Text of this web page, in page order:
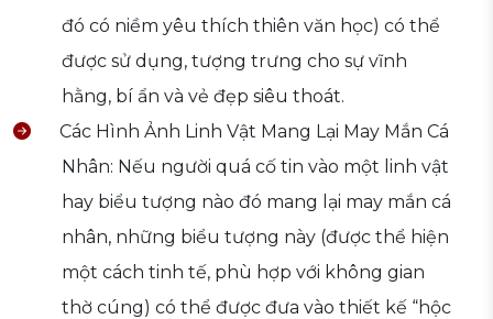
đó có niềm yêu thích thiên văn học) có thể
được sử dụng, tượng trưng cho sự vĩnh
hằng, bí ẩn và vẻ đẹp siêu thoát.
Các Hình Ảnh Linh Vật Mang Lại May Mắn Cá
Nhân: Nếu người quá cố tin vào một linh vật
hay biểu tượng nào đó mang lại may mắn cá
nhân, những biểu tượng này (được thể hiện
một cách tinh tế, phù hợp với không gian
thờ cúng) có thể được đưa vào thiết kế “hộc